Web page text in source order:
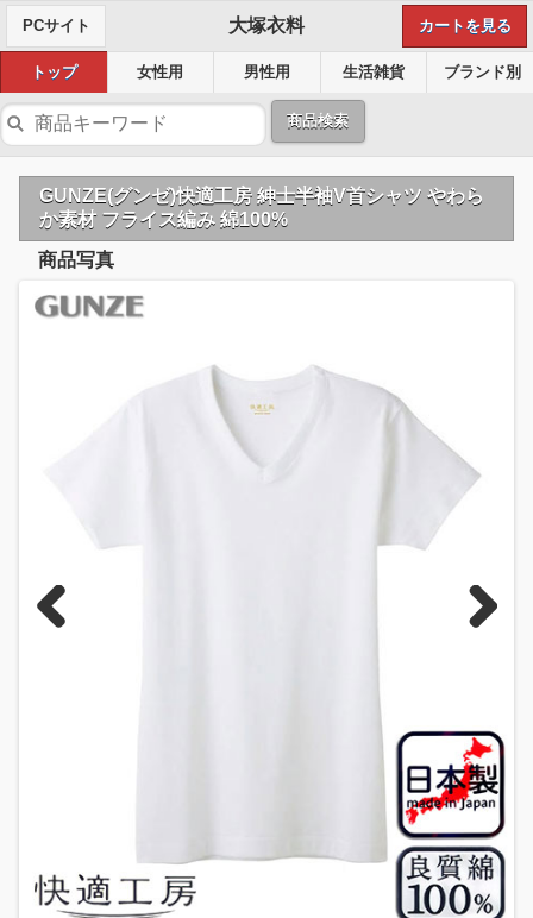
PCサイト 大塚衣料 カートを見る
トップ 女性用 男性用 生活雑貨 ブランド別
商品検索
GUNZE(グンゼ)快適工房 紳士半袖V首シャツ やわら
か素材 フライス編み 綿100%
商品写真